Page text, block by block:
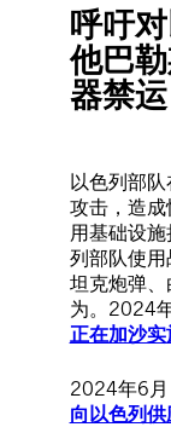
呼吁
他巴
器禁运
以色列部
攻击，造
用基础设
列部队使用
坦克炮弹
为。2024
正在加沙
2024年6月
向以色列